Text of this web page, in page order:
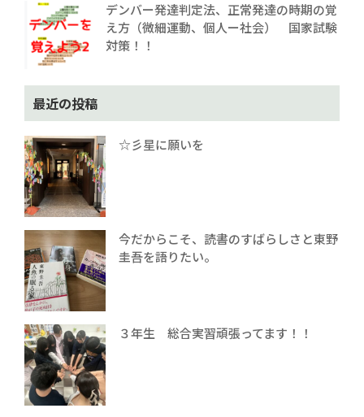
デンバー発達判定法、正常発達の時期の覚
え方（微細運動、個人ー社会） 国家試験
対策！！
最近の投稿
☆彡星に願いを
今だからこそ、読書のすばらしさと東野
圭吾を語りたい。
３年生 総合実習頑張ってます！！